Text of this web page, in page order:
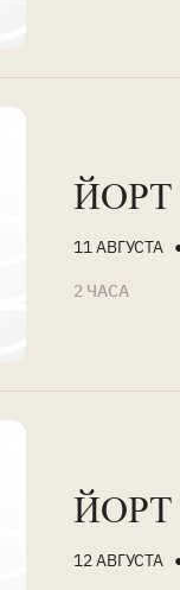
11 АВГУСТА
2 ЧАСА
12 АВГУСТА